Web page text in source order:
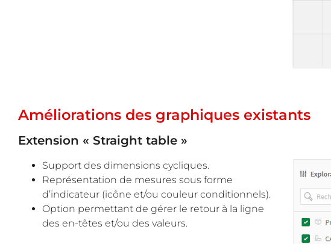
Améliorations des graphiques existants
Extension « Straight table »
Support des dimensions cycliques.
Représentation de mesures sous forme
d’indicateur (icône et/ou couleur conditionnels).
Option permettant de gérer le retour à la ligne
des en-têtes et/ou des valeurs.